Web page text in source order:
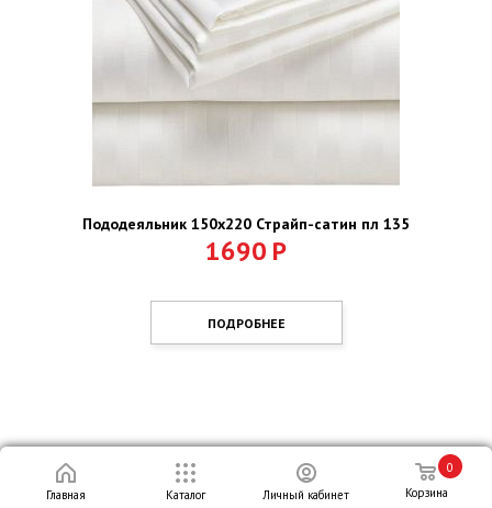
Пододеяльник 150х220 Страйп-сатин пл 135
1690 Р
ПОДРОБНЕЕ
Главная Каталог Личный кабинет
0
Корзина